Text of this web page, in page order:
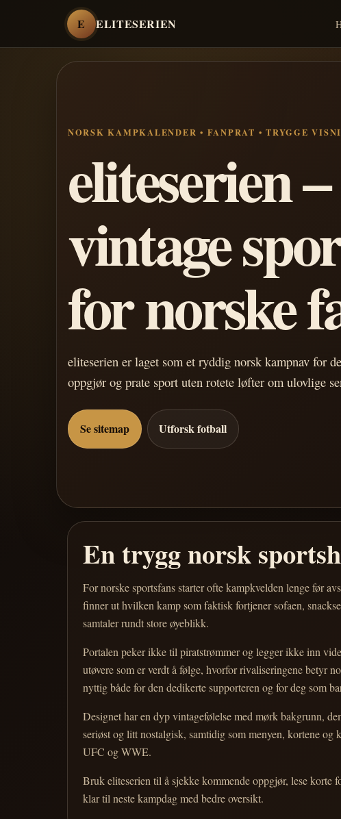
E ELITESERIEN
NORSK KAMPKALENDER • FANPRAT • TRYGGE
eliteserien
vintage
for norske
eliteserien er laget som et ryddig norsk kampnav for
oppgjør og prate sport uten rotete løfter om ulovlige
Se sitemap Utforsk fotball
En trygg norsk
For norske sportsfans starter ofte kampkvelden lenge før
finner ut hvilken kamp som faktisk fortjener sofaen,
samtaler rundt store øyeblikk.
Portalen peker ikke til piratstrømmer og legger ikke inn
utøvere som er verdt å følge, hvorfor rivaliseringene betyr
nyttig både for den dedikerte supporteren og for deg som
Designet har en dyp vintagefølelse med mørk bakgrunn,
seriøst og litt nostalgisk, samtidig som menyen, kortene
UFC og WWE.
Bruk eliteserien til å sjekke kommende oppgjør, lese korte
klar til neste kampdag med bedre oversikt.